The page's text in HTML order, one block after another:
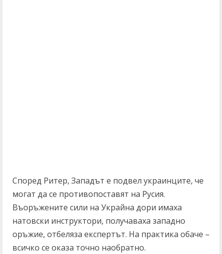
Според Ритер, Западът е подвел украинците, че
могат да се противопоставят на Русия.
Въоръжените сили на Украйна дори имаха
натовски инструктори, получаваха западно
оръжие, отбеляза експертът. На практика обаче –
всичко се оказа точно наобратно.